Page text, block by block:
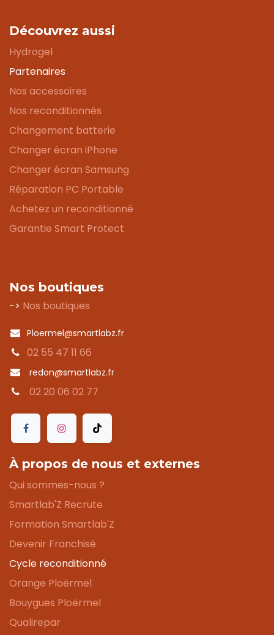
Découvrez aussi
Hydrogel
Partenaires
Nos accessoires
Nos reconditionnés
Changement batterie
Changer écran iPhone
Changer écran Samsung
Réparation PC Portable
Achetez un reconditionné
Garantie Smart Protect
Nos boutiques
-> Nos boutiques
Ploermel@smartlabz.fr
02 55 47 11 66
redon@smartlabz.fr
02 20 06 02 77
À propos de nous et externes
Qui sommes-nous ?
Smartlab'Z Recrute
Formation Smartlab'Z
Devenir Franchisé
Cycle reconditionné
Orange Ploërmel
Bouygues Ploërmel
Qualirepar